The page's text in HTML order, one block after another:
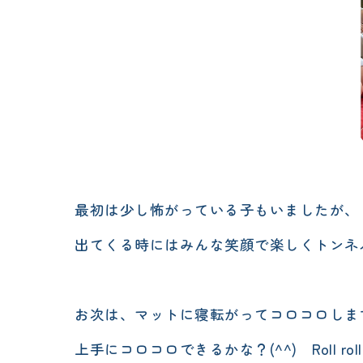
最初は少し怖がっている子もいましたが、
出てくる時にはみんな笑顔で楽しくトン
お次は、マットに寝転がってコロコロし
上手にコロコロできるかな？(^^) Roll